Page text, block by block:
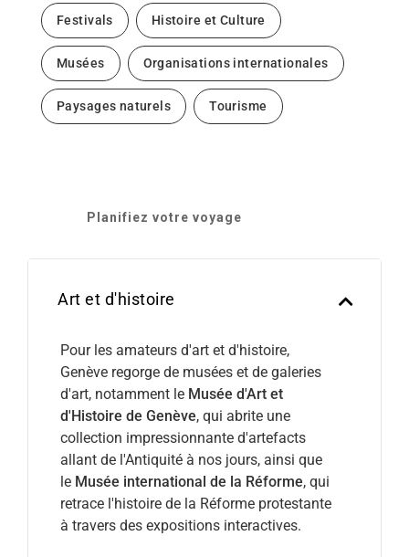
Festivals Histoire et Culture
Musées Organisations internationales
Paysages naturels Tourisme
Planifiez votre voyage
Art et d'histoire
Pour les amateurs d'art et d'histoire,
Genève regorge de musées et de galeries
d'art, notamment le Musée d'Art et
d'Histoire de Genève, qui abrite une
collection impressionnante d'artefacts
allant de l'Antiquité à nos jours, ainsi que
le Musée international de la Réforme, qui
retrace l'histoire de la Réforme protestante
à travers des expositions interactives.